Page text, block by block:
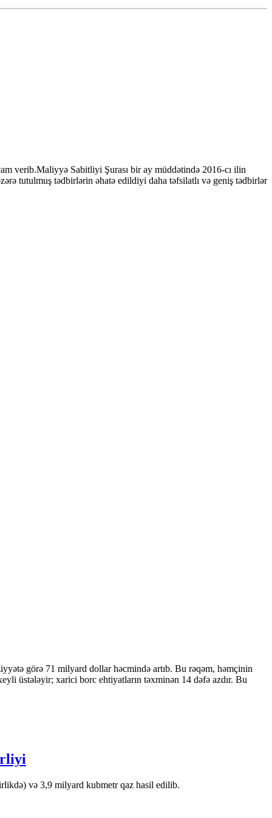
verib.Maliyyə Sabitliyi Şurası bir ay müddətində 2016-cı ilin
tutulmuş tədbirlərin əhatə edildiyi daha təfsilatlı və geniş tədbirlər
görə 71 milyard dollar həcmində artıb. Bu rəqəm, həmçinin
üstələyir; xarici borc ehtiyatların təxminən 14 dəfə azdır. Bu
və 3,9 milyard kubmetr qaz hasil edilib.